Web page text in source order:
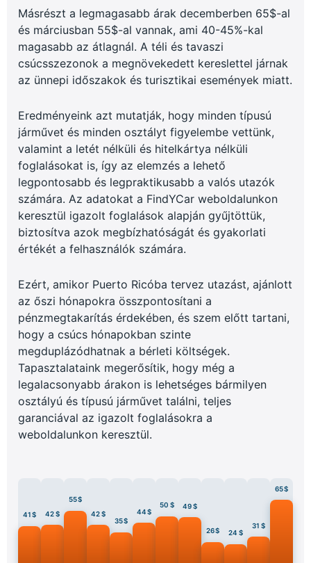
Másrészt a legmagasabb árak decemberben 65$-al
és márciusban 55$-al vannak, ami 40-45%-kal
magasabb az átlagnál. A téli és tavaszi
csúcsszezonok a megnövekedett kereslettel járnak
az ünnepi időszakok és turisztikai események miatt.
Eredményeink azt mutatják, hogy minden típusú
járművet és minden osztályt figyelembe vettünk,
valamint a letét nélküli és hitelkártya nélküli
foglalásokat is, így az elemzés a lehető
legpontosabb és legpraktikusabb a valós utazók
számára. Az adatokat a FindYCar weboldalunkon
keresztül igazolt foglalások alapján gyűjtöttük,
biztosítva azok megbízhatóságát és gyakorlati
értékét a felhasználók számára.
Ezért, amikor Puerto Ricóba tervez utazást, ajánlott
az őszi hónapokra összpontosítani a
pénzmegtakarítás érdekében, és szem előtt tartani,
hogy a csúcs hónapokban szinte
megduplázódhatnak a bérleti költségek.
Tapasztalataink megerősítik, hogy még a
legalacsonyabb árakon is lehetséges bármilyen
osztályú és típusú járművet találni, teljes
garanciával az igazolt foglalásokra a
weboldalunkon keresztül.
41 $ 42 $
55 $
42 $
35 $
44 $
50 $ 49 $
26 $ 24 $
31 $
65 $